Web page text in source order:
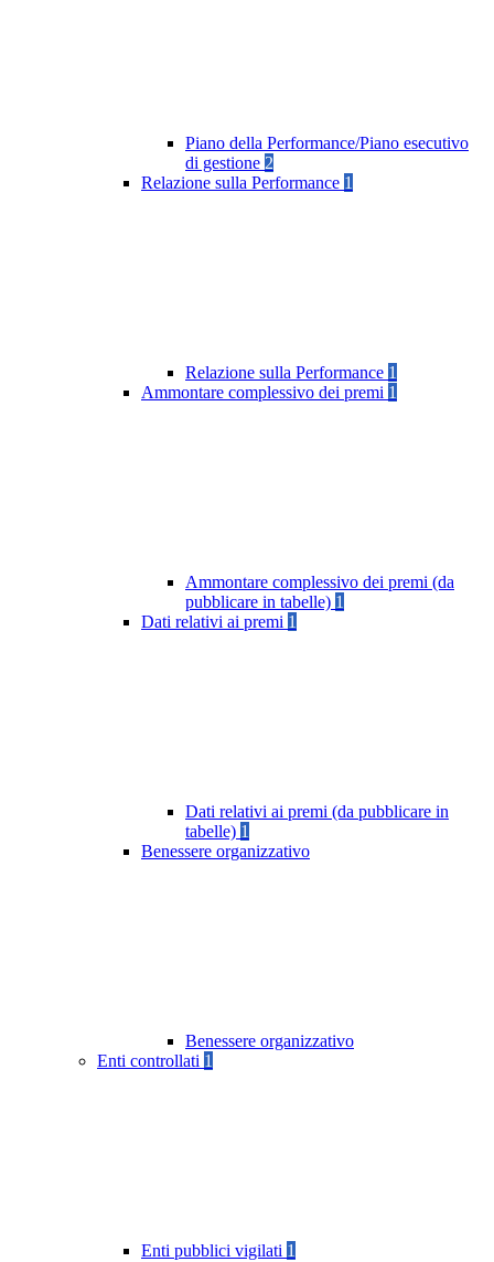
Piano della Performance/Piano esecutivo
di gestione 2
Relazione sulla Performance 1
Relazione sulla Performance 1
Ammontare complessivo dei premi 1
Ammontare complessivo dei premi (da
pubblicare in tabelle) 1
Dati relativi ai premi 1
Dati relativi ai premi (da pubblicare in
tabelle) 1
Benessere organizzativo
Benessere organizzativo
Enti controllati 1
Enti pubblici vigilati 1